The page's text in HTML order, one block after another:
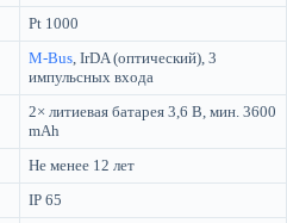
Pt 1000
M-Bus, IrDA (оптический), 3
импульсных входа
2× литиевая батарея 3,6 В, мин. 3600
mAh
Не менее 12 лет
IP 65